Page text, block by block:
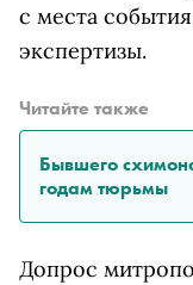
с места
экспертизы.
Читайте также
Бывшего
годам тюрьмы
Допрос